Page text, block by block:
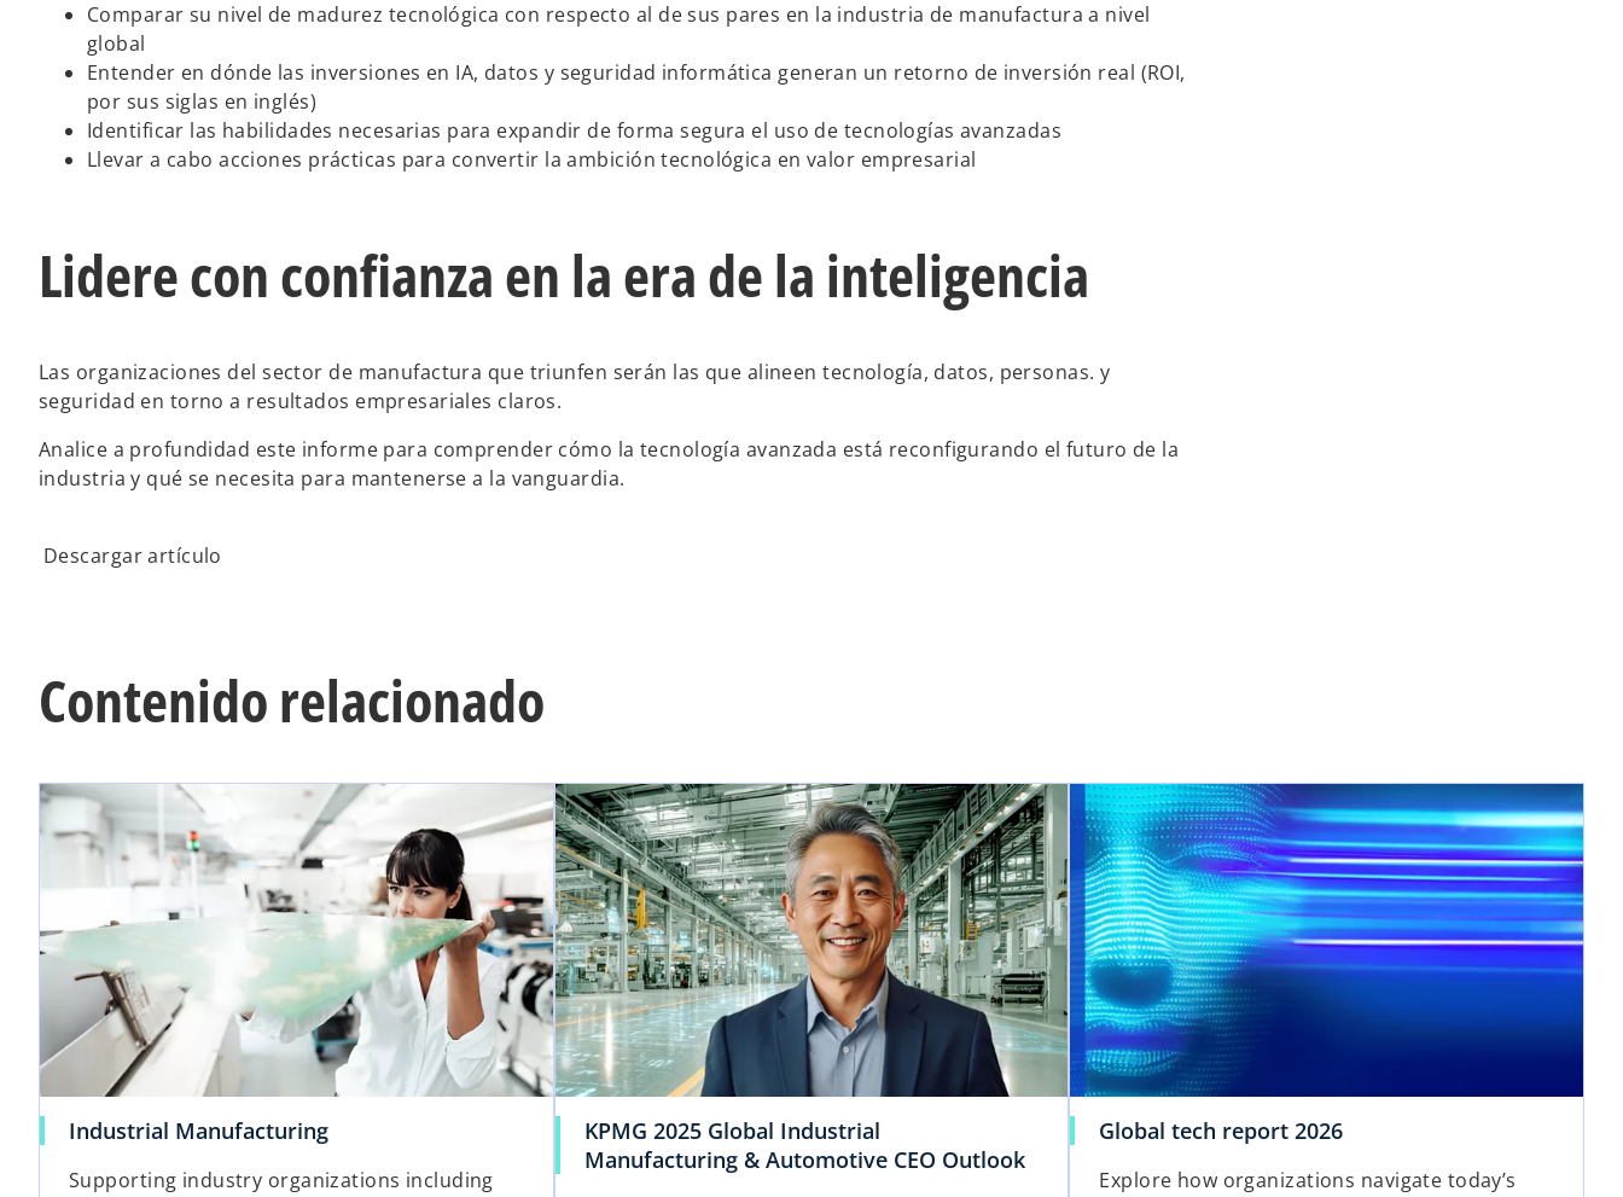
Comparar su nivel de madurez tecnológica con respecto al de sus pares en la industria de manufactura a nivel
global
Entender en dónde las inversiones en IA, datos y seguridad informática generan un retorno de inversión real (ROI,
por sus siglas en inglés)
Identificar las habilidades necesarias para expandir de forma segura el uso de tecnologías avanzadas
Llevar a cabo acciones prácticas para convertir la ambición tecnológica en valor empresarial
Lidere con confianza en la era de la inteligencia
Las organizaciones del sector de manufactura que triunfen serán las que alineen tecnología, datos, personas. y
seguridad en torno a resultados empresariales claros.
Analice a profundidad este informe para comprender cómo la tecnología avanzada está reconfigurando el futuro de la
industria y qué se necesita para mantenerse a la vanguardia.
Descargar artículo
Contenido relacionado
Industrial Manufacturing
Supporting industry organizations including
KPMG 2025 Global Industrial
Manufacturing & Automotive CEO Outlook
Global tech report 2026
Explore how organizations navigate today’s